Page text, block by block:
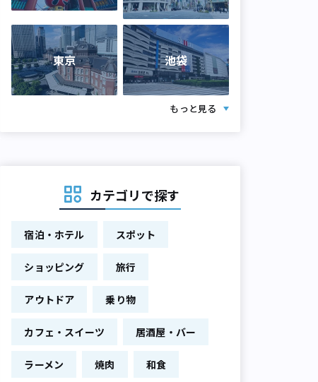
東京 池袋
もっと見る
カテゴリで探す
宿泊・ホテル スポット
ショッピング 旅行
アウトドア 乗り物
カフェ・スイーツ 居酒屋・バー
ラーメン 焼肉 和食